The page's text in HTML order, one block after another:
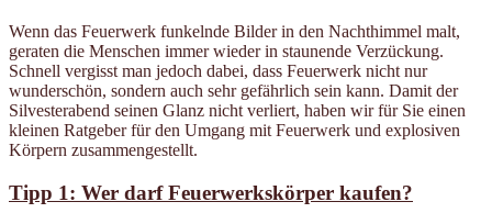
Wenn das Feuerwerk funkelnde Bilder in den Nachthimmel malt,
geraten die Menschen immer wieder in staunende Verzückung.
Schnell vergisst man jedoch dabei, dass Feuerwerk nicht nur
wunderschön, sondern auch sehr gefährlich sein kann. Damit der
Silvesterabend seinen Glanz nicht verliert, haben wir für Sie einen
kleinen Ratgeber für den Umgang mit Feuerwerk und explosiven
Körpern zusammengestellt.
Tipp 1: Wer darf Feuerwerkskörper kaufen?